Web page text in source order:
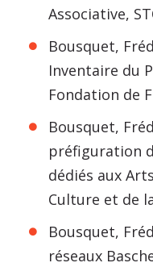
Associative,
Bousquet,
Inventaire du
Fondation de
Bousquet,
préfiguration
dédiés aux
Culture et de
Bousquet,
réseaux